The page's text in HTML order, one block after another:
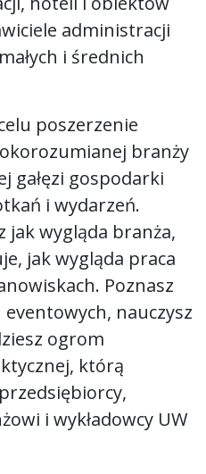
administracji
i średnich
poszerzenie
branży
gałęzi gospodarki
i wydarzeń.
jak wygląda branża,
jak wygląda praca
Poznasz
nauczysz
ogrom
którą
i wykładowcy UW